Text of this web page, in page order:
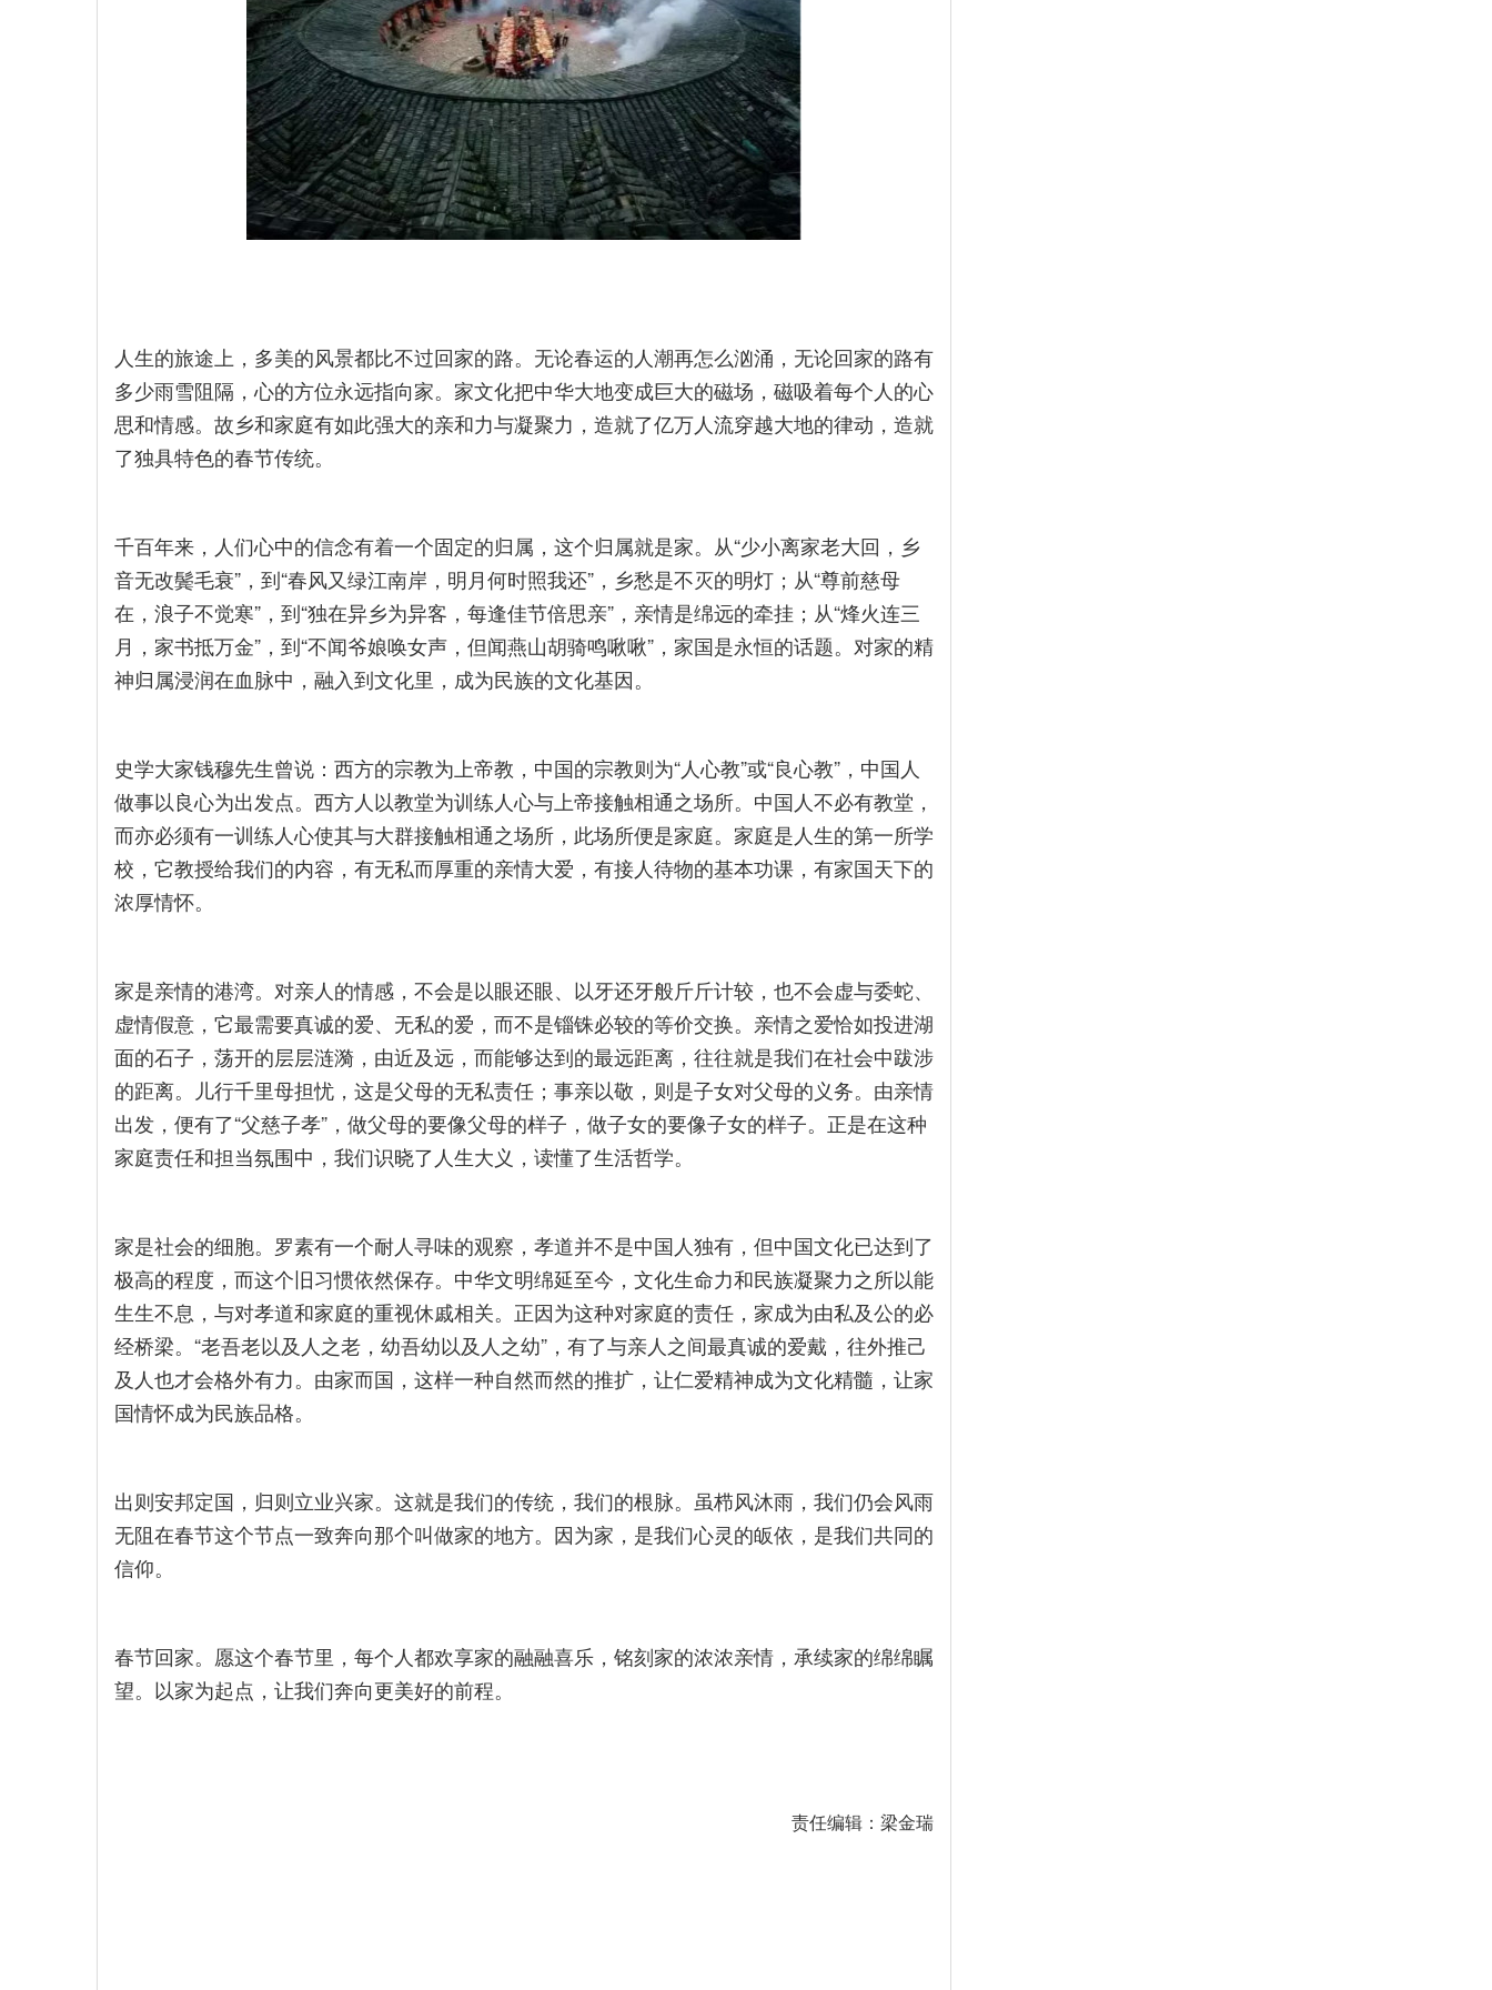
人生的旅途上，多美的风景都比不过回家的路。无论春运的人潮再怎么汹涌，无论回家的路有
多少雨雪阻隔，心的方位永远指向家。家文化把中华大地变成巨大的磁场，磁吸着每个人的心
思和情感。故乡和家庭有如此强大的亲和力与凝聚力，造就了亿万人流穿越大地的律动，造就
了独具特色的春节传统。
千百年来，人们心中的信念有着一个固定的归属，这个归属就是家。从“少小离家老大回，乡
音无改鬓毛衰”，到“春风又绿江南岸，明月何时照我还”，乡愁是不灭的明灯；从“尊前慈母
在，浪子不觉寒”，到“独在异乡为异客，每逢佳节倍思亲”，亲情是绵远的牵挂；从“烽火连三
月，家书抵万金”，到“不闻爷娘唤女声，但闻燕山胡骑鸣啾啾”，家国是永恒的话题。对家的精
神归属浸润在血脉中，融入到文化里，成为民族的文化基因。
史学大家钱穆先生曾说：西方的宗教为上帝教，中国的宗教则为“人心教”或“良心教”，中国人
做事以良心为出发点。西方人以教堂为训练人心与上帝接触相通之场所。中国人不必有教堂，
而亦必须有一训练人心使其与大群接触相通之场所，此场所便是家庭。家庭是人生的第一所学
校，它教授给我们的内容，有无私而厚重的亲情大爱，有接人待物的基本功课，有家国天下的
浓厚情怀。
家是亲情的港湾。对亲人的情感，不会是以眼还眼、以牙还牙般斤斤计较，也不会虚与委蛇、
虚情假意，它最需要真诚的爱、无私的爱，而不是锱铢必较的等价交换。亲情之爱恰如投进湖
面的石子，荡开的层层涟漪，由近及远，而能够达到的最远距离，往往就是我们在社会中跋涉
的距离。儿行千里母担忧，这是父母的无私责任；事亲以敬，则是子女对父母的义务。由亲情
出发，便有了“父慈子孝”，做父母的要像父母的样子，做子女的要像子女的样子。正是在这种
家庭责任和担当氛围中，我们识晓了人生大义，读懂了生活哲学。
家是社会的细胞。罗素有一个耐人寻味的观察，孝道并不是中国人独有，但中国文化已达到了
极高的程度，而这个旧习惯依然保存。中华文明绵延至今，文化生命力和民族凝聚力之所以能
生生不息，与对孝道和家庭的重视休戚相关。正因为这种对家庭的责任，家成为由私及公的必
经桥梁。“老吾老以及人之老，幼吾幼以及人之幼”，有了与亲人之间最真诚的爱戴，往外推己
及人也才会格外有力。由家而国，这样一种自然而然的推扩，让仁爱精神成为文化精髓，让家
国情怀成为民族品格。
出则安邦定国，归则立业兴家。这就是我们的传统，我们的根脉。虽栉风沐雨，我们仍会风雨
无阻在春节这个节点一致奔向那个叫做家的地方。因为家，是我们心灵的皈依，是我们共同的
信仰。
春节回家。愿这个春节里，每个人都欢享家的融融喜乐，铭刻家的浓浓亲情，承续家的绵绵瞩
望。以家为起点，让我们奔向更美好的前程。
责任编辑：梁金瑞